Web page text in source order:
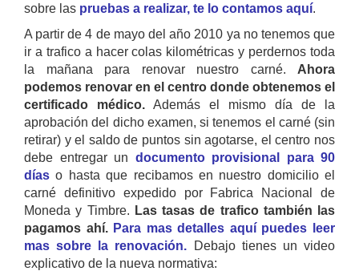
sobre las pruebas a realizar, te lo contamos aquí.
A partir de 4 de mayo del año 2010 ya no tenemos que
ir a trafico a hacer colas kilométricas y perdernos toda
la mañana para renovar nuestro carné. Ahora
podemos renovar en el centro donde obtenemos el
certificado médico. Además el mismo día de la
aprobación del dicho examen, si tenemos el carné (sin
retirar) y el saldo de puntos sin agotarse, el centro nos
debe entregar un documento provisional para 90
días o hasta que recibamos en nuestro domicilio el
carné definitivo expedido por Fabrica Nacional de
Moneda y Timbre. Las tasas de trafico también las
pagamos ahí. Para mas detalles aquí puedes leer
mas sobre la renovación. Debajo tienes un video
explicativo de la nueva normativa: